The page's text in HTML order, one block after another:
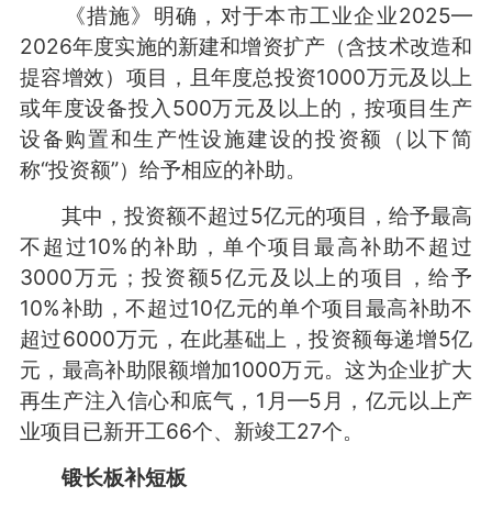
《措施》明确，对于本市工业企业2025—
2026年度实施的新建和增资扩产（含技术改造和
提容增效）项目，且年度总投资1000万元及以上
或年度设备投入500万元及以上的，按项目生产
设备购置和生产性设施建设的投资额（以下简
称“投资额”）给予相应的补助。
其中，投资额不超过5亿元的项目，给予最高
不超过10%的补助，单个项目最高补助不超过
3000万元；投资额5亿元及以上的项目，给予
10%补助，不超过10亿元的单个项目最高补助不
超过6000万元，在此基础上，投资额每递增5亿
元，最高补助限额增加1000万元。这为企业扩大
再生产注入信心和底气，1月—5月，亿元以上产
业项目已新开工66个、新竣工27个。
锻长板补短板